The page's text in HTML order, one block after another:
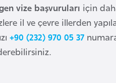
vize başvuruları için
il ve çevre illerden
+90 (232) 970 05 37